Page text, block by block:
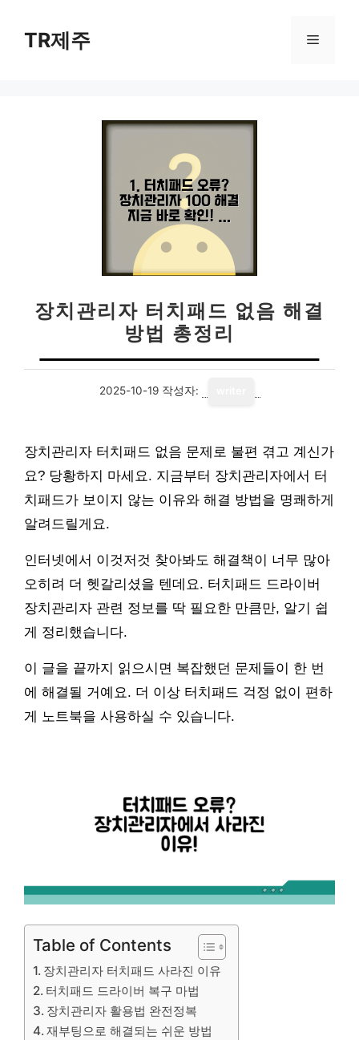
TR제주 메
장치관리자 터치패드 없음 해결
방법 총정리
2025-10-19 작성자:
장치관리자 터치패드 없음 문제로 불편 겪고 계신가
요? 당황하지 마세요. 지금부터 장치관리자에서 터
치패드가 보이지 않는 이유와 해결 방법을 명쾌하게
알려드릴게요.
인터넷에서 이것저것 찾아봐도 해결책이 너무 많아
오히려 더 헷갈리셨을 텐데요. 터치패드 드라이버
장치관리자 관련 정보를 딱 필요한 만큼만, 알기 쉽
게 정리했습니다.
이 글을 끝까지 읽으시면 복잡했던 문제들이 한 번
에 해결될 거예요. 더 이상 터치패드 걱정 없이 편하
게 노트북을 사용하실 수 있습니다.
Table of Contents
장치관리자 터치패드 사라진 이유
터치패드 드라이버 복구 마법
장치관리자 활용법 완전정복
재부팅으로 해결되는 쉬운 방법